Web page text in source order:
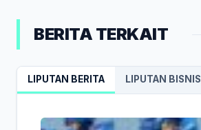
BERITA TERKAIT
LIPUTAN BERITA LIPUTAN BISNIS